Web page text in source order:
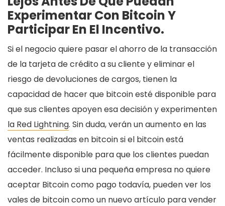
Experimentar Con Bitcoin Y
Participar En El Incentivo.
Si el negocio quiere pasar el ahorro de la transacción
de la tarjeta de crédito a su cliente y eliminar el
riesgo de devoluciones de cargos, tienen la
capacidad de hacer que bitcoin esté disponible para
que sus clientes apoyen esa decisión y experimenten
la Red Lightning. Sin duda, verán un aumento en las
ventas realizadas en bitcoin si el bitcoin está
fácilmente disponible para que los clientes puedan
acceder. Incluso si una pequeña empresa no quiere
aceptar Bitcoin como pago todavía, pueden ver los
vales de bitcoin como un nuevo artículo para vender